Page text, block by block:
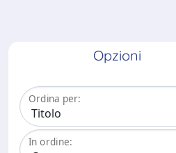
Opzioni
Ordina per:
In ordine: